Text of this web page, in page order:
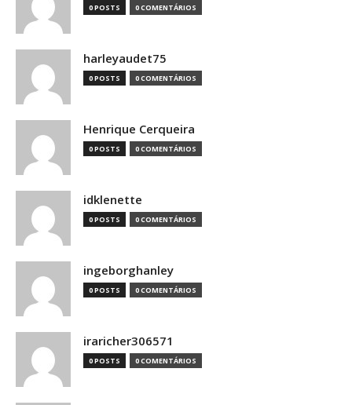
0 POSTS 0 COMENTÁRIOS
harleyaudet75
0 POSTS 0 COMENTÁRIOS
Henrique Cerqueira
0 POSTS 0 COMENTÁRIOS
idklenette
0 POSTS 0 COMENTÁRIOS
ingeborghanley
0 POSTS 0 COMENTÁRIOS
iraricher306571
0 POSTS 0 COMENTÁRIOS